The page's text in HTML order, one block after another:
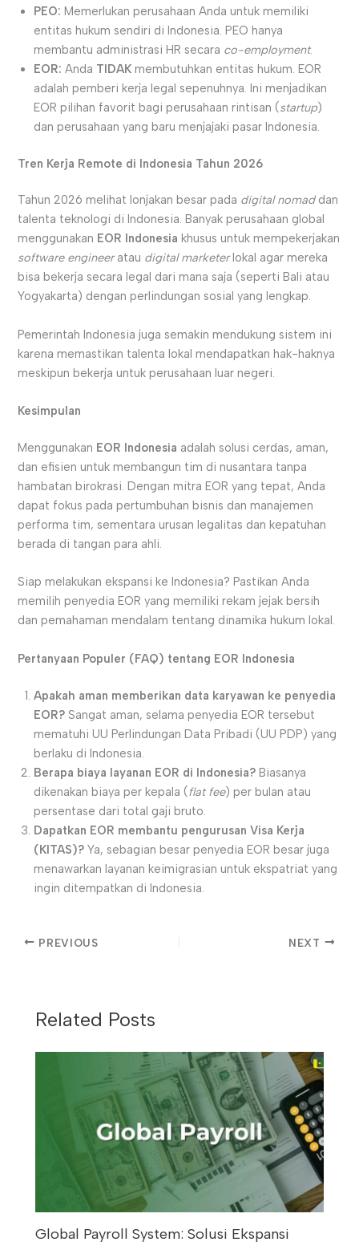
PEO: Memerlukan perusahaan Anda untuk memiliki
entitas hukum sendiri di Indonesia. PEO hanya
membantu administrasi HR secara co-employment.
EOR: Anda TIDAK membutuhkan entitas hukum. EOR
adalah pemberi kerja legal sepenuhnya. Ini menjadikan
EOR pilihan favorit bagi perusahaan rintisan (startup)
dan perusahaan yang baru menjajaki pasar Indonesia.
Tren Kerja Remote di Indonesia Tahun 2026
Tahun 2026 melihat lonjakan besar pada digital nomaddan
talenta teknologi di Indonesia. Banyak perusahaan global
menggunakan EOR Indonesia khusus untuk mempekerjakan
software engineeratau digital marketerlokal agar mereka
bisa bekerja secara legal dari mana saja (seperti Bali atau
Yogyakarta) dengan perlindungan sosial yang lengkap.
Pemerintah Indonesia juga semakin mendukung sistem ini
karena memastikan talenta lokal mendapatkan hak-haknya
meskipun bekerja untuk perusahaan luar negeri.
Kesimpulan
Menggunakan EOR Indonesia adalah solusi cerdas, aman,
dan efisien untuk membangun tim di nusantara tanpa
hambatan birokrasi. Dengan mitra EOR yang tepat, Anda
dapat fokus pada pertumbuhan bisnis dan manajemen
performa tim, sementara urusan legalitas dan kepatuhan
berada di tangan para ahli.
Siap melakukan ekspansi ke Indonesia? Pastikan Anda
memilih penyedia EOR yang memiliki rekam jejak bersih
dan pemahaman mendalam tentang dinamika hukum lokal.
Pertanyaan Populer (FAQ) tentang EOR Indonesia
Apakah aman memberikan data karyawan ke penyedia
EOR? Sangat aman, selama penyedia EOR tersebut
mematuhi UU Perlindungan Data Pribadi (UU PDP) yang
berlaku di Indonesia.
Berapa biaya layanan EOR di Indonesia? Biasanya
dikenakan biaya per kepala ( flat fee) per bulan atau
persentase dari total gaji bruto.
Dapatkan EOR membantu pengurusan Visa Kerja
(KITAS)? Ya, sebagian besar penyedia EOR besar juga
menawarkan layanan keimigrasian untuk ekspatriat yang
ingin ditempatkan di Indonesia.
PREVIOUS NEXT
Related Posts
Global Payroll System: Solusi Ekspansi